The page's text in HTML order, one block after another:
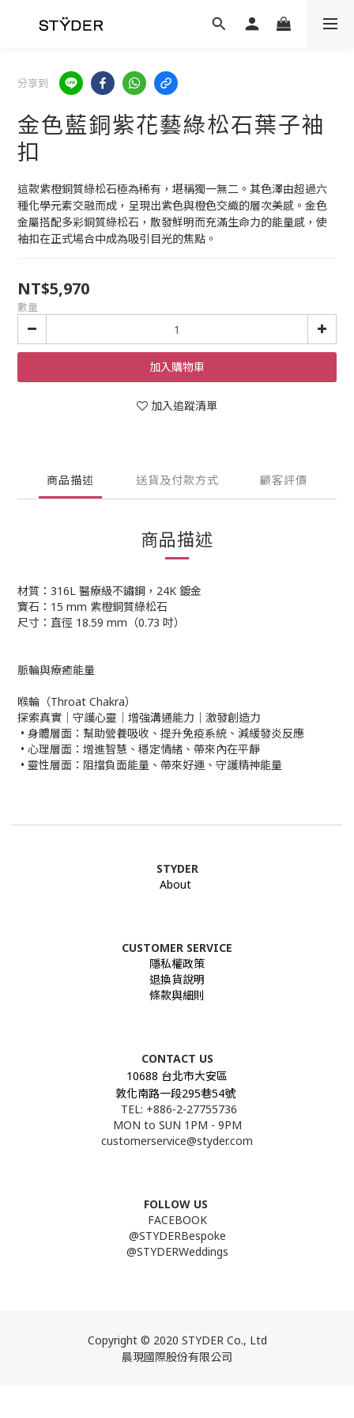
分享到
金色藍銅紫花藝綠松石葉子袖
扣
這款紫橙銅質綠松石極為稀有，堪稱獨一無二。其色澤由超過六
種化學元素交融而成，呈現出紫色與橙色交織的層次美感。金色
金屬搭配多彩銅質綠松石，散發鮮明而充滿生命力的能量感，使
袖扣在正式場合中成為吸引目光的焦點。
NT$5,970
數量
加入購物車
加入追蹤清單
商品描述 送貨及付款方式 顧客評價
商品描述
材質：316L 醫療級不鏽鋼，24K 鍍金
寶石：15 mm 紫橙銅質綠松石
尺寸：直徑 18.59 mm（0.73 吋）
脈輪與療癒能量
喉輪（Throat Chakra）
探索真實｜守護心靈｜增強溝通能力｜激發創造力
• 身體層面：幫助營養吸收、提升免疫系統、減緩發炎反應
• 心理層面：增進智慧、穩定情緒、帶來內在平靜
• 靈性層面：阻擋負面能量、帶來好運、守護精神能量
STYDER
About
CUSTOMER SERVICE
隱私權政策
退換貨說明
條款與細則
CONTACT US
10688 台北市大安區
敦化南路一段295巷54號
TEL: +886-2-27755736
MON to SUN 1PM - 9PM
customerservice@styder.com
FOLLOW US
FACEBOOK
@STYDERBespoke
@STYDERWeddings
Copyright © 2020 STYDER Co., Ltd
晨現國際股份有限公司